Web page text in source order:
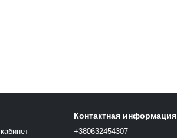
Контактная информация
+380632454307